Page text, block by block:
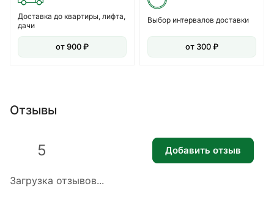
Доставка до квартиры, лифта,
дачи
от 900 ₽
Выбор интервалов доставки
от 300 ₽
Отзывы
Загрузка отзывов...
5 Добавить отзыв